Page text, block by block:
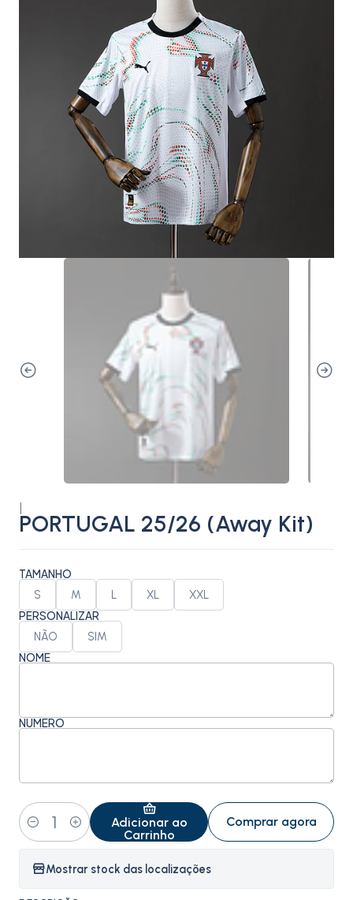
PORTUGAL 25/26 (Away Kit)
TAMANHO
S M L XL XXL
PERSONALIZAR
NÃO SIM
NOME
NÚMERO
Quantidade
Adicionar ao
Carrinho
Comprar agora
Mostrar stock das localizações